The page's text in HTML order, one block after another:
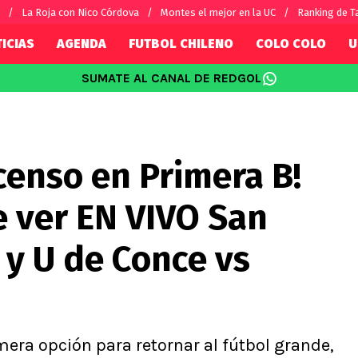
La Roja con Nico Córdova Montes el mejor en la UC Ranking de
por el mundo
Fútbol Argentino
Fútbol Brasileño
Conference
Ligue 1
AGENDA FUTBOL CHILENO COLO COLO
SUMATE AL CANAL DE REDGOL
en Primera B!
EN VIVO San
U de Conce vs
opción para retornar al fútbol grande,